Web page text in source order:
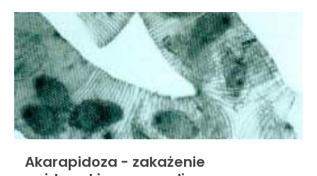
Akarapidoza - zakażenie